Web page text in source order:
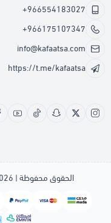
+966554183027
+966175107347
info@kafaatsa.com
https://t.me/kafaatsa
الحقوق محفوظة | 2026